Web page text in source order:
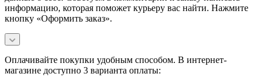
информацию, которая поможет курьеру вас найти. Нажмите
кнопку «Оформить заказ».
Оплачивайте покупки удобным способом. В интернет-
магазине доступно 3 варианта оплаты: